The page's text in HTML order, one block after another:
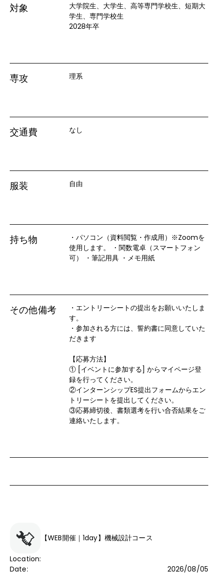
対象
大学院生、大学生、高等専門学校生、短期大
学生、専門学校生
2028年卒
専攻 理系
交通費 なし
服装 自由
持ち物
・パソコン（資料閲覧・作成用）※Zoomを
使用します。 ・関数電卓（スマートフォン
可） ・筆記用具 ・メモ用紙
その他備考
・エントリーシートの提出をお願いいたしま
す。
・参加される方には、誓約書に同意していた
だきます
【応募方法】
① [イベントに参加する] からマイページ登
録を行ってください。
②インターンシップES提出フォームからエン
トリーシートを提出してください。
③応募締切後、書類選考を行い合否結果をご
連絡いたします。
【WEB開催｜1day】機械設計コース
Location:
Date: 2026/08/05